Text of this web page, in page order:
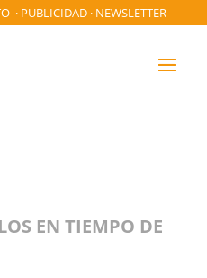
· PUBLICIDAD · NEWSLETTER
EN TIEMPO DE